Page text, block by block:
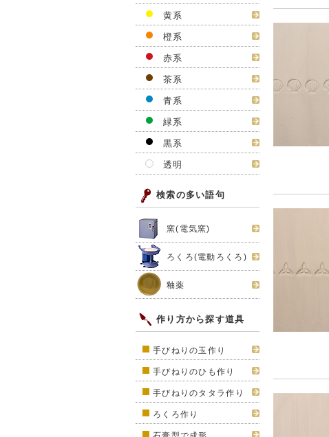
黄系
橙系
赤系
茶系
青系
緑系
黒系
透明
検索の多い語句
窯(電気窯)
ろくろ(電動ろくろ)
釉薬
作り方から探す道具
手びねりの玉作り
手びねりのひも作り
手びねりのタタラ作り
ろくろ作り